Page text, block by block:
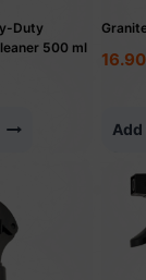
Duty
500 ml
16.90